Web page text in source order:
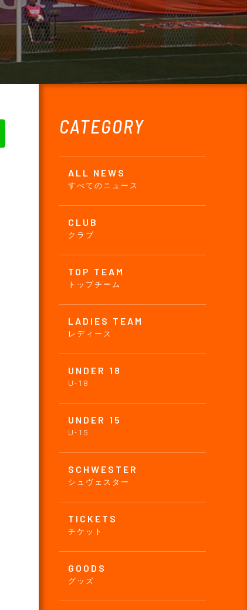
CATEGORY
ALL NEWS
すべてのニュース
CLUB
クラブ
TOP TEAM
トップチーム
LADIES TEAM
レディース
UNDER 18
U-18
UNDER 15
U-15
SCHWESTER
シュヴェスター
TICKETS
チケット
GOODS
グッズ